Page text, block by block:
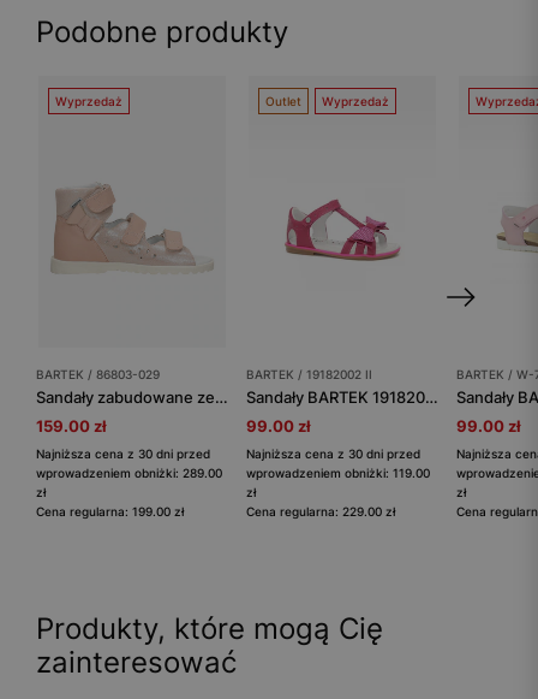
Podobne produkty
Wyprzedaż
BARTEK / 86803-029
Sandały zabudowane ze skóry naturalnej dla dziewczynki BARTEK 86803-029
159.00 zł
Najniższa cena z 30 dni przed
wprowadzeniem obniżki: 289.00
zł
Cena regularna: 199.00 zł
Outlet Wyprzedaż
BARTEK / 19182002 II
Sandały BARTEK 19182002 II, dla dziewcząt, ciemy róż
99.00 zł
Najniższa cena z 30 dni przed
wprowadzeniem obniżki: 119.00
zł
Cena regularna: 229.00 zł
BARTEK / W-
99.00 zł
Najniższa
zł
Cena
Produkty, które mogą Cię
zainteresować